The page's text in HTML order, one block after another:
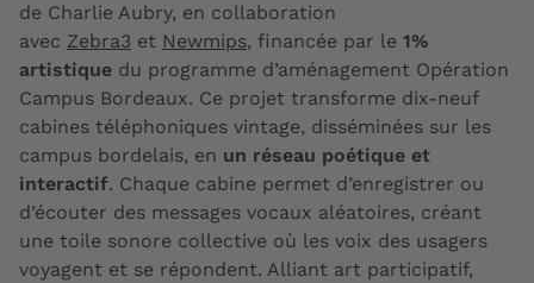
de Charlie Aubry, en collaboration
avec Zebra3 et Newmips, financée par le 1%
artistique du programme d’aménagement Opération
Campus Bordeaux. Ce projet transforme dix-neuf
cabines téléphoniques vintage, disséminées sur les
campus bordelais, en un réseau poétique et
interactif. Chaque cabine permet d’enregistrer ou
d’écouter des messages vocaux aléatoires, créant
une toile sonore collective où les voix des usagers
voyagent et se répondent. Alliant art participatif,